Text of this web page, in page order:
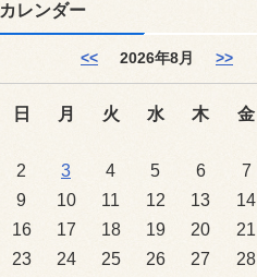
カレンダー
<< 2026年8月 >>
日 月 火 水 木 金
2
3 4 5 6 7
9
10 11 12 13 14
16
17 18 19 20 21
23
24 25 26 27 28